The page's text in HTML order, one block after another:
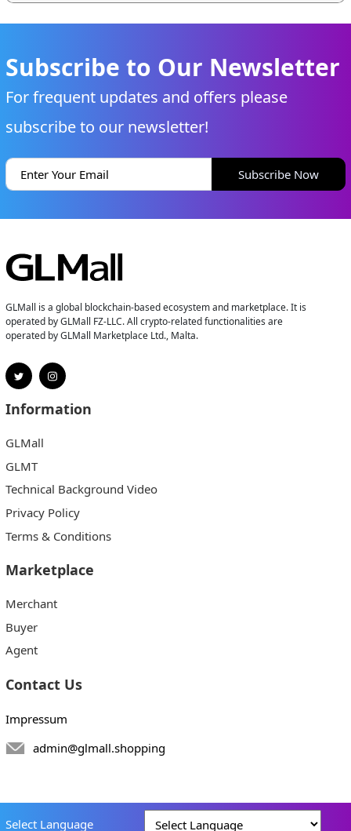
Subscribe to Our Newsletter
For frequent updates and offers please
subscribe to our newsletter!
Subscribe Now
GLMall is a global blockchain-based ecosystem and marketplace. It is
operated by GLMall FZ-LLC. All crypto-related functionalities are
operated by GLMall Marketplace Ltd., Malta.
Information
GLMall
GLMT
Technical Background Video
Privacy Policy
Terms & Conditions
Marketplace
Merchant
Buyer
Agent
Contact Us
Impressum
admin@glmall.shopping
Select Language